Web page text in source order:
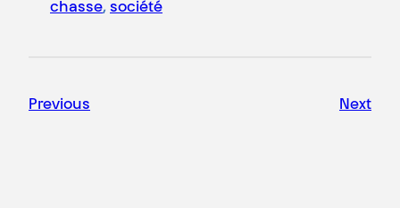
chasse, société
Previous Next